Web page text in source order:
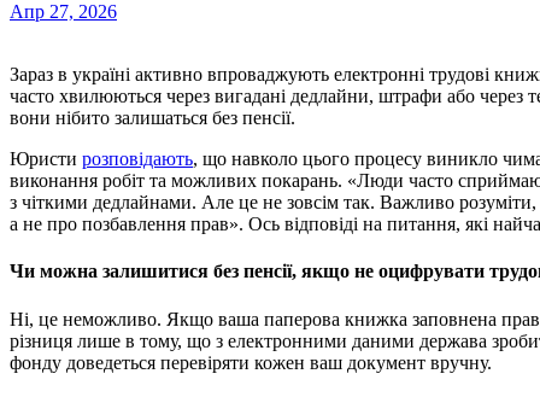
Апр 27, 2026
Зараз в україні активно впроваджують електронні трудові книжки, довкола цієї теми з’явилося багато міфів. Люди
часто хвилюються через вигадані дедлайни, штрафи або
вони нібито залишаться без пенсії.
Юристи розповідають, що навколо цього процесу виникло
виконання робіт та можливих покарань. «Люди часто
з чіткими дедлайнами. Але це не зовсім так. Важливо
а не про позбавлення прав». Ось відповіді на питання, які
Чи можна залишитися без пенсії, якщо не оцифрувати
Ні, це неможливо. Якщо ваша паперова книжка заповнена
різниця лише в тому, що з електронними даними держава
фонду доведеться перевіряти кожен ваш документ вручну.